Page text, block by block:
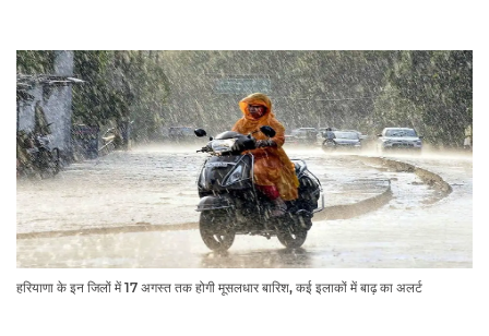
हरियाणा के इन जिलों में 17 अगस्त तक होगी मूसलधार बारिश, कई इलाकों में बाढ़ का अलर्ट